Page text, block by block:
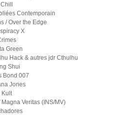
Chill
Contemporain
/ Over the Edge
X
Green
Hack & autres jdr Cthulhu
Shui
Bond 007
Jones
Kult
Veritas (INS/MV)